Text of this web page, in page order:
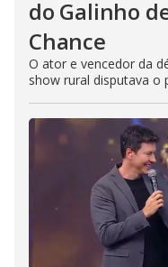
do Galinho
Chance
O ator e vencedor da
show rural disputava o